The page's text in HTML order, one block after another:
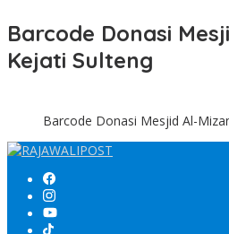
Barcode Donasi
Kejati Sulteng
Barcode Donasi Mesjid Al-